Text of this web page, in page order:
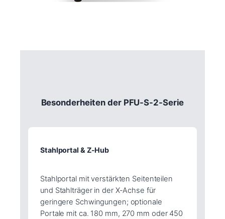
Besonderheiten der PFU-S-2-Serie
Stahlportal & Z-Hub
Stahlportal mit verstärkten Seitenteilen
und Stahlträger in der X-Achse für
geringere Schwingungen; optionale
Portale mit ca. 180 mm, 270 mm oder 450